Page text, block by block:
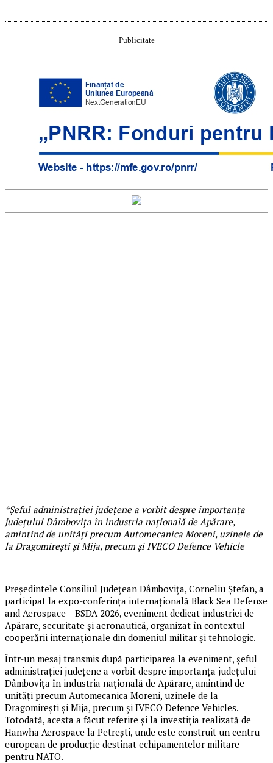
Publicitate
*Șeful administrației județene a vorbit despre importanța
județului Dâmbovița în industria națională de Apărare,
amintind de unități precum Automecanica Moreni, uzinele de
la Dragomirești și Mija, precum și IVECO Defence Vehicle
Președintele Consiliul Județean Dâmbovița, Corneliu Ștefan, a
participat la expo-conferința internațională Black Sea Defense
and Aerospace – BSDA 2026, eveniment dedicat industriei de
Apărare, securitate și aeronautică, organizat în contextul
cooperării internaționale din domeniul militar și tehnologic.
Într-un mesaj transmis după participarea la eveniment, șeful
administrației județene a vorbit despre importanța județului
Dâmbovița în industria națională de Apărare, amintind de
unități precum Automecanica Moreni, uzinele de la
Dragomirești și Mija, precum și IVECO Defence Vehicles.
Totodată, acesta a făcut referire și la investiția realizată de
Hanwha Aerospace la Petrești, unde este construit un centru
european de producție destinat echipamentelor militare
pentru NATO.